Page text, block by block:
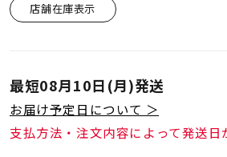
価格
店舗在庫表示
最短08月10日(月)発送
お届け予定日について ＞
支払方法・注文内容によって発送日